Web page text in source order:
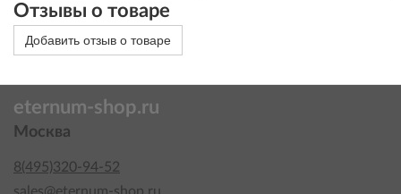
Отзывы о товаре
Добавить отзыв о товаре
eternum-shop.ru
Москва
8(495)320-94-52